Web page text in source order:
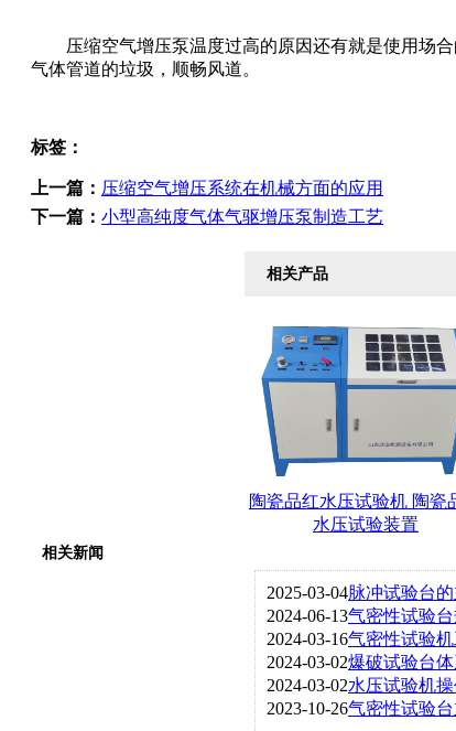
压缩空气增压泵温度过高的原因还有就是使用场合
气体管道的垃圾，顺畅风道。
标签：
上一篇： 压缩空气增压系统在机械方面的应用
下一篇： 小型高纯度气体气驱增压泵制造工艺
相关产品
陶瓷品红水压试验机 陶瓷
水压试验装置
相关新闻
2025-03-04脉冲试验台
2024-06-13气密性试验
2024-03-16气密性试验
2024-03-02爆破试验台
2024-03-02水压试验机
2023-10-26气密性试验